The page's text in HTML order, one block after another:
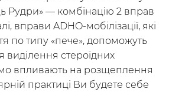
Рудри» — комбінацію 2 вправ
вправи ADHO-мобілізації, які
по типу «пече», допоможуть
виділення стероїдних
впливають на розщеплення
практиці Ви будете себе